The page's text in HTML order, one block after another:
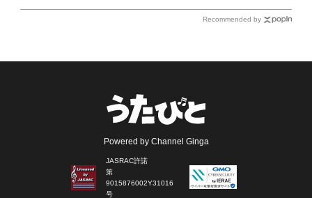
Recommended by
Powered by Channel Ginga
JASRAC許諾
第
9015876002Y31016
号